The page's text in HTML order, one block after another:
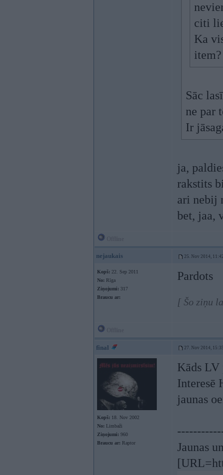
citi
Ka
item?
Sāc
ne par
Ir
ja,
rakstits
ari nebij
bet, jaa,
nejaukais 25. Nov 2014,
Kopš: 22. Sep 2011
No: Rīga
Ziņojumi: 317
Braucu ar:
Pardots
[ Šo ziņu
final 27. Nov 2014,
Kopš: 18. Nov 2002
No: Limbaži
Ziņojumi: 960
Braucu ar: Raptor
Kāds LV
Interesē
jaunas
Jaunas